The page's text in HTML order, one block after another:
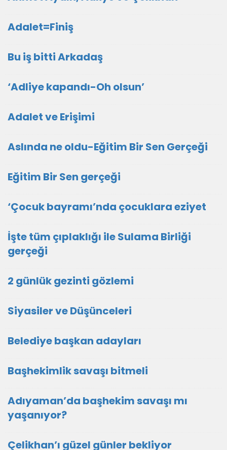
Adalet=Finiş
Bu iş bitti Arkadaş
‘Adliye kapandı-Oh olsun’
Adalet ve Erişimi
Aslında ne oldu-Eğitim Bir Sen Gerçeği
Eğitim Bir Sen gerçeği
‘Çocuk bayramı’nda çocuklara eziyet
İşte tüm çıplaklığı ile Sulama Birliği
gerçeği
2 günlük gezinti gözlemi
Siyasiler ve Düşünceleri
Belediye başkan adayları
Başhekimlik savaşı bitmeli
Adıyaman’da başhekim savaşı mı
yaşanıyor?
Çelikhan’ı güzel günler bekliyor